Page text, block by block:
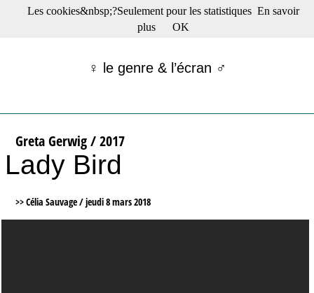
☰ Menu
Films récents
Tribunes
Bloc-notes
Archives
S’abonner à la Lettre !
♀ le genre & l’écran ♂
Greta Gerwig / 2017
Lady Bird
>> Célia Sauvage /jeudi 8 mars 2018
Les cookies&nbsp;?Seulement pour les statistiques En savoir
plus
OK